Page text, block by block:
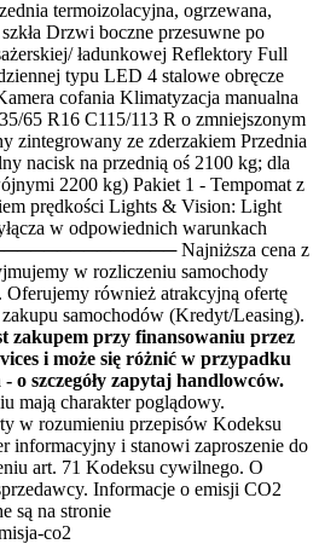
termoizolacyjna, ogrzewana,
Drzwi boczne przesuwne po
ładunkowej Reflektory Full
typu LED 4 stalowe obręcze
cofania Klimatyzacja manualna
65 R16 C115/113 R o zmniejszonym
zintegrowany ze zderzakiem Przednia
nacisk na przednią oś 2100 kg; dla
2200 kg) Pakiet 1 - Tempomat z
prędkości Lights & Vision: Light
w odpowiednich warunkach
Najniższa cena z
w rozliczeniu samochody
również atrakcyjną ofertę
samochodów (Kredyt/Leasing).
zakupem przy finansowaniu przez
i może się różnić w przypadku
o szczegóły zapytaj handlowców.
mają charakter poglądowy.
w rozumieniu przepisów Kodeksu
informacyjny i stanowi zaproszenie do
art. 71 Kodeksu cywilnego. O
Informacje o emisji CO2
są na stronie
co2